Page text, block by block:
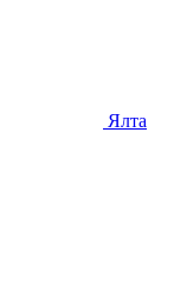
Ялта